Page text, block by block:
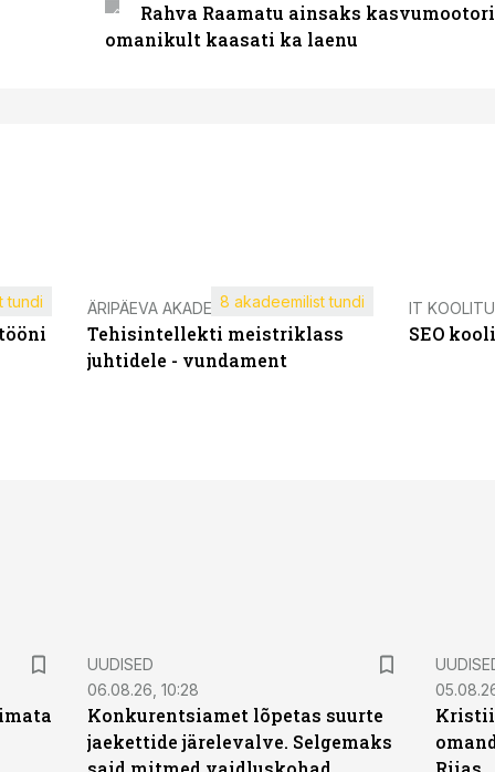
Rahva Raamatu ainsaks
omanikult kaasati ka laenu
tundi ÄRIPÄEVA AKADEEMIA
Tehisintellekti meistriklass
juhtidele - vundament
8 akadeemilist tundi IT
SEO
UUDISED
06.08.26, 10:28
Konkurentsiamet lõpetas suurte
jaekettide järelevalve. Selgemaks